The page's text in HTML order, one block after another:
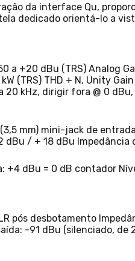
da interface Qu,
dedicado orientá-lo a
a +20 dBu (TRS) Analog
(TRS) THD + N, Unity
20 kHz, dirigir fora @ 0 dBu,
mm) mini-jack de
/ + 18 dBu Impedância
+4 dBu = 0 dB contador
pós desbotamento
-91 dBu (silenciado, de